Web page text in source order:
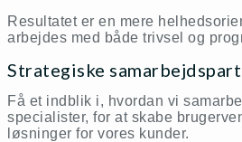
Resultatet er en mere
arbejdes med både trivsel og
Strategiske
Få et indblik i, hvordan vi
specialister, for at skabe
løsninger for vores kunder.